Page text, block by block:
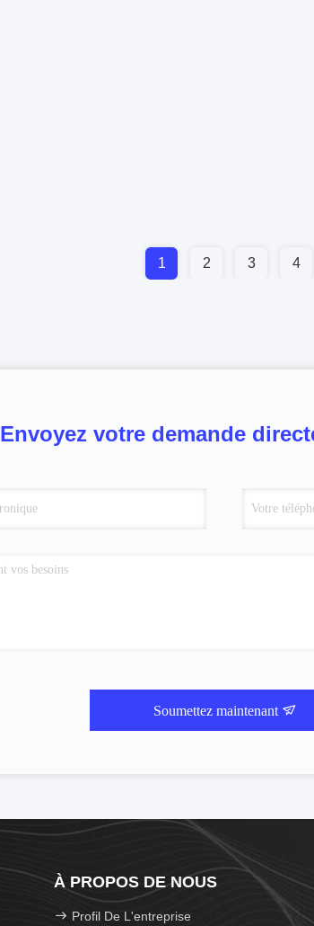
1 2 3 4
Envoyez votre demande
Soumettez maintenant
À PROPOS DE NOUS
Profil De L'entreprise